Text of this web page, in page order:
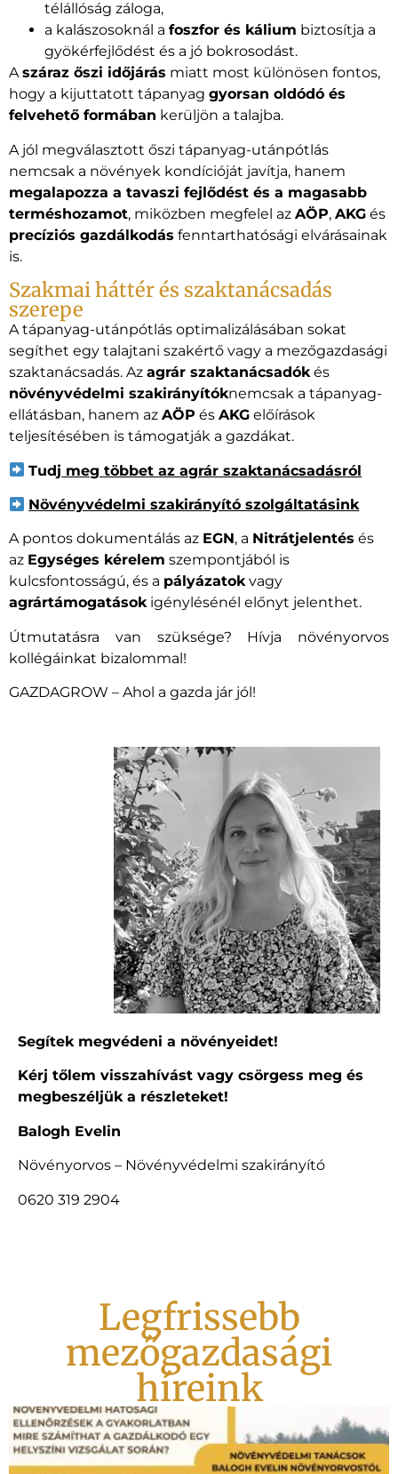
télállóság záloga,
a kalászosoknál a foszfor és kálium biztosítja a
gyökérfejlődést és a jó bokrosodást.
Aszáraz őszi időjárás miatt most különösen fontos,
hogy a kijuttatott tápanyag gyorsan oldódó és
felvehető formában kerüljön a talajba.
A jól megválasztott őszi tápanyag-utánpótlás
nemcsak a növények kondícióját javítja, hanem
megalapozza a tavaszi fejlődést és a magasabb
terméshozamot, miközben megfelel az AÖP, AKG és
precíziós gazdálkodás fenntarthatósági elvárásainak
is.
Szakmai háttér és szaktanácsadás
szerepe
A tápanyag-utánpótlás optimalizálásában sokat
segíthet egy talajtani szakértő vagy a mezőgazdasági
szaktanácsadás. Az agrár szaktanácsadókés
növényvédelmi szakirányítóknemcsak a tápanyag-
ellátásban, hanem az AÖP és AKG előírások
teljesítésében is támogatják a gazdákat.
Tudj meg többet az agrár szaktanácsadásról
Növényvédelmi szakirányító szolgáltatásink
A pontos dokumentálás az EGN, a Nitrátjelentés és
az Egységes kérelem szempontjából is
kulcsfontosságú, és a pályázatokvagy
agrártámogatásokigénylésénél előnyt jelenthet.
Útmutatásra van szüksége? Hívja növényorvos
kollégáinkat bizalommal!
GAZDAGROW – Ahol a gazda jár jól!
Segítek megvédeni a növényeidet!
Kérj tőlem visszahívást vagy csörgess meg és
megbeszéljük a részleteket!
Balogh Evelin
Növényorvos – Növényvédelmi szakirányító
0620 319 2904
Legfrissebb
mezőgazdasági
híreink